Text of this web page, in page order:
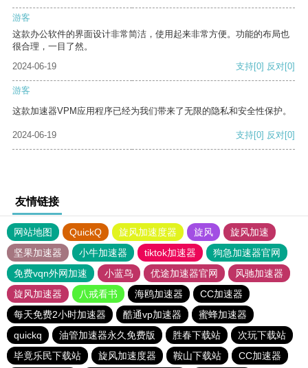
游客
这款办公软件的界面设计非常简洁，使用起来非常方便。功能的布局也
很合理，一目了然。
2024-06-19
支持[0] 反对[0]
游客
这款加速器VPM应用程序已经为我们带来了无限的隐私和安全性保护。
2024-06-19 支持[0] 反对[0]
友情链接
网站地图 QuickQ 旋风加速度器 旋风
旋风加速
坚果加速器
小牛加速器 tiktok加速器
狗急加速器官网
免费vqn外网加速
小蓝鸟 优途加速器官网
风驰加速器
旋风加速器
八戒看书 海鸥加速器
CC加速器
每天免费2小时加速器
酷通vp加速器
蜜蜂加速器
quickq
油管加速器永久免费版 胜春下载站
次玩下载站
毕竟乐民下载站
旋风加速度器 鞍山下载站 CC加速器